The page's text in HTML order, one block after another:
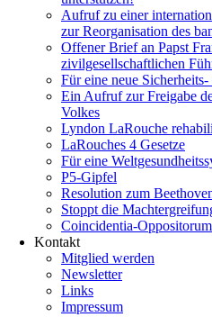
Aufruf zu einer
zur Reorganisation des
Offener Brief an Papst
zivilgesellschaftlichen
Für eine neue
Ein Aufruf zur Freigabe
Volkes
Lyndon LaRouche
LaRouches 4 Gesetze
Für eine
P5-Gipfel
Resolution zum
Stoppt die
Coincidentia-Oppositorum
Kontakt
Mitglied werden
Newsletter
Links
Impressum